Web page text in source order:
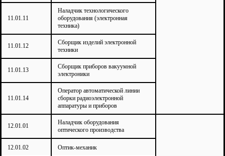
11.01.11
Наладчик технологического
оборудования (электронная
техника)
11.01.12
Сборщик изделий электронной
техники
11.01.13
Сборщик приборов вакуумной
электроники
11.01.14
Оператор автоматической линии
сборки радиоэлектронной
аппаратуры и приборов
12.01.01
Наладчик оборудования
оптического производства
12.01.02 Оптик-механик